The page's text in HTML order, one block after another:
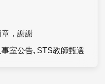
，謝謝
室公告, STS教師甄選